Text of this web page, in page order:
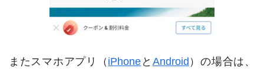
またスマホアプリ（ iPhone と Android ）の場合は、